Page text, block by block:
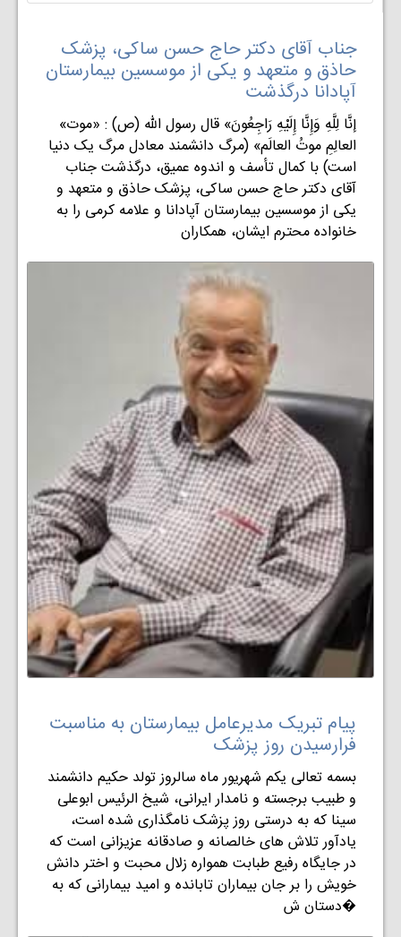
جناب آقای دکتر حاج حسن ساکی، پزشک
حاذق و متعهد و یکی از موسسین بیمارستان
آپادانا درگذشت
«إنَّا لِلَّهِ وَإِنَّا إِلَيْهِ رَاجِعُونَ» قال رسول الله (ص) : «موت
العالِمِ موتُ العالَم» (مرگ دانشمند معادل مرگ یک دنیا
است) با کمال تأسف و اندوه عمیق، درگذشت جناب
آقای دکتر حاج حسن ساکی، پزشک حاذق و متعهد و
یکی از موسسین بیمارستان آپادانا و علامه کرمی را به
خانواده محترم ایشان، همکاران
پیام تبریک مديرعامل بيمارستان به مناسبت
فرارسیدن روز پزشک
بسمه تعالی یکم شهریور ماه سالروز تولد حکیم دانشمند
و طبیب برجسته و نامدار ایرانی، شیخ الرئیس ابوعلی
سینا که به درستی روز پزشک نامگذاری شده است،
یادآور تلاش های خالصانه و صادقانه عزیزانی است که
در جایگاه رفیع طبابت همواره زلال محبت و اختر دانش
خویش را بر جان بیماران تابانده و امید بیمارانی که به
دستان ش�